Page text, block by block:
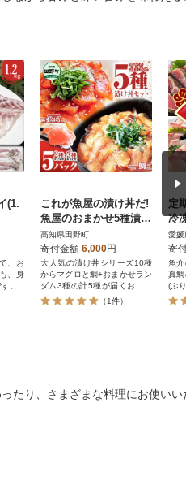
(1.
、お
、身
。
これが魚屋の漬け丼だ!
魚屋のおまかせ5種漬け
丼セット(マグロ+鯛+お
まかせ3種) 80g×5P
高知県田野町
寄付金額 6,000円
大人気の漬け丼シリーズ10種
からマグロと鯛+おまかせラン
ダム3種の計5種が届くお楽し
みシリーズ♪
（1件）
定
冷
つ
ジ
愛媛
寄
魚介
真
(ぶ
愛
(し
たり、さまざまな料理にお使いい